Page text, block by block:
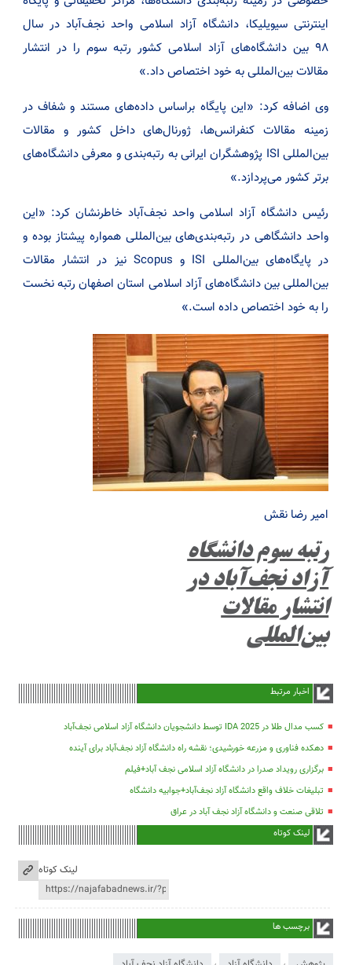
اینترنتی سیویلیکا، دانشگاه آزاد اسلامی واحد نجف‌آباد در سال
۹۸ بین دانشگاه‌های آزاد اسلامی کشور رتبه سوم را در انتشار
مقالات بین‌المللی به خود اختصاص داد.»
وی اضافه کرد: «این پایگاه براساس داده‌های مستند و شفاف در
زمینه مقالات کنفرانس‌ها، ژورنال‌های داخل کشور و مقالات
بین‌المللی ISI پژوهشگران ایرانی به رتبه‌بندی و معرفی دانشگاه‌های
برتر کشور می‌پردازد.»
رئیس دانشگاه آزاد اسلامی واحد نجف‌آباد خاطرنشان کرد: «این
واحد دانشگاهی در رتبه‌بندی‌های بین‌المللی همواره پیشتاز بوده و
در پایگاه‌های بین‌المللی ISI و Scopus نیز در انتشار مقالات
بین‌المللی بین دانشگاه‌های آزاد اسلامی استان اصفهان رتبه نخست
را به خود اختصاص داده است.»
امیر رضا نقش
رتبه سوم دانشگاه
آزاد نجف‌آباد در
انتشار مقالات
بین‌المللی
اخبار مرتبط
کسب مدال طلا در IDA 2025 توسط دانشجویان دانشگاه آزاد اسلامی نجف‌آباد
دهکده فناوری و مزرعه خورشیدی؛ نقشه راه دانشگاه آزاد نجف‌آباد برای آینده
برگزاری رویداد صدرا در دانشگاه آزاد اسلامی نجف آباد+فیلم
تبلیغات خلاف واقع دانشگاه آزاد نجف‌آباد+جوابیه دانشگاه
تلاقی صنعت و دانشگاه آزاد نجف آباد در عراق
لینک کوتاه
لینک کوتاه
برچسب ها